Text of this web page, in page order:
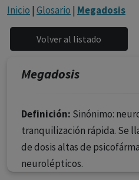
fármacos se facilita a título
siendo responsabilidad de
facultados prescribir
caso concreto, el tratamiento
necesidades del paciente.
Inicio | Glosario | Megadosis
Megadosis
Definición: Sinónimo:
tranquilización rápida. Se
de dosis altas de
neurolépticos.